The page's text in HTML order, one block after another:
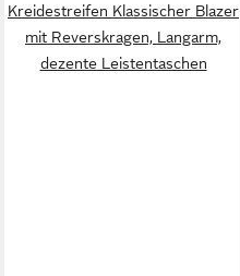
Kreidestreifen Klassischer Blazer
mit Reverskragen, Langarm,
dezente Leistentaschen